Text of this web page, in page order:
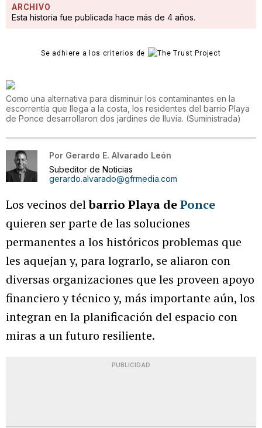
ARCHIVO
Esta historia fue publicada hace más de 4 años.
Se adhiere a los criterios de
Como una alternativa para disminuir los contaminantes en la
escorrentía que llega a la costa, los residentes del barrio Playa
de Ponce desarrollaron dos jardines de lluvia. (Suministrada)
Por Gerardo E. Alvarado León
Subeditor de Noticias
gerardo.alvarado@gfrmedia.com
Los vecinos delbarrio Playa dePonce
quieren ser parte de las soluciones
permanentes a los históricos problemas que
les aquejan y, para lograrlo, se aliaron con
diversas organizaciones que les proveen apoyo
financiero y técnico y, más importante aún, los
integran en la planificación del espacio con
miras a un futuro resiliente.
PUBLICIDAD